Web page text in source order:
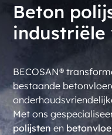
Beton
industriële
BECOSAN®
bestaande
Met ons
polijsten en